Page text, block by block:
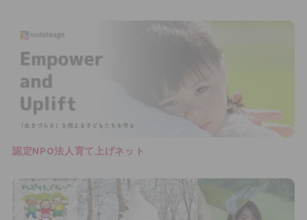
認定NPO法人育て上げネット